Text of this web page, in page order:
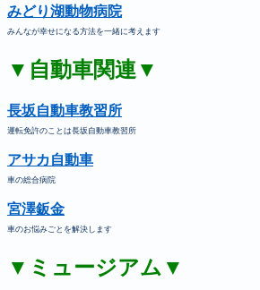
みどり湖動物病院
みんなが幸せになる方法を一緒に考えます
▼自動車関連▼
長坂自動車教習所
運転免許のことは長坂自動車教習所
アサカ自動車
車の総合病院
宮澤鈑金
車のお悩みごとを解決します
▼ミュージアム▼